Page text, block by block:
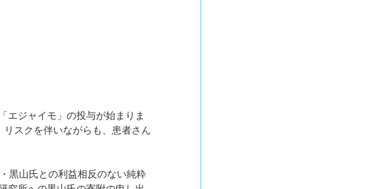
エジャイモ」の投与が始まりま
リスクを伴いながらも、患者さん
黒山氏との利益相反のない純粋